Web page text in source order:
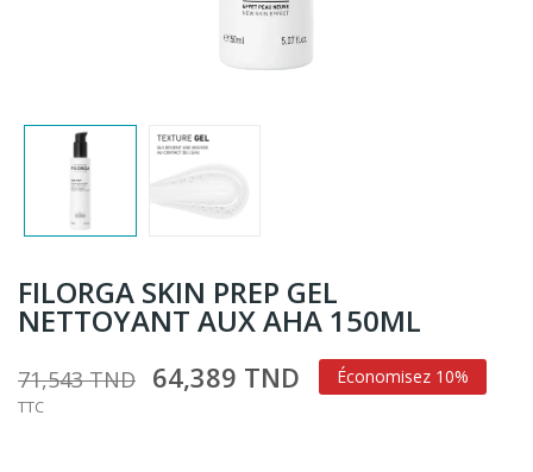
FILORGA SKIN PREP GEL
NETTOYANT AUX AHA 150ML
71,543 TND 64,389 TND Économisez 10%
TTC